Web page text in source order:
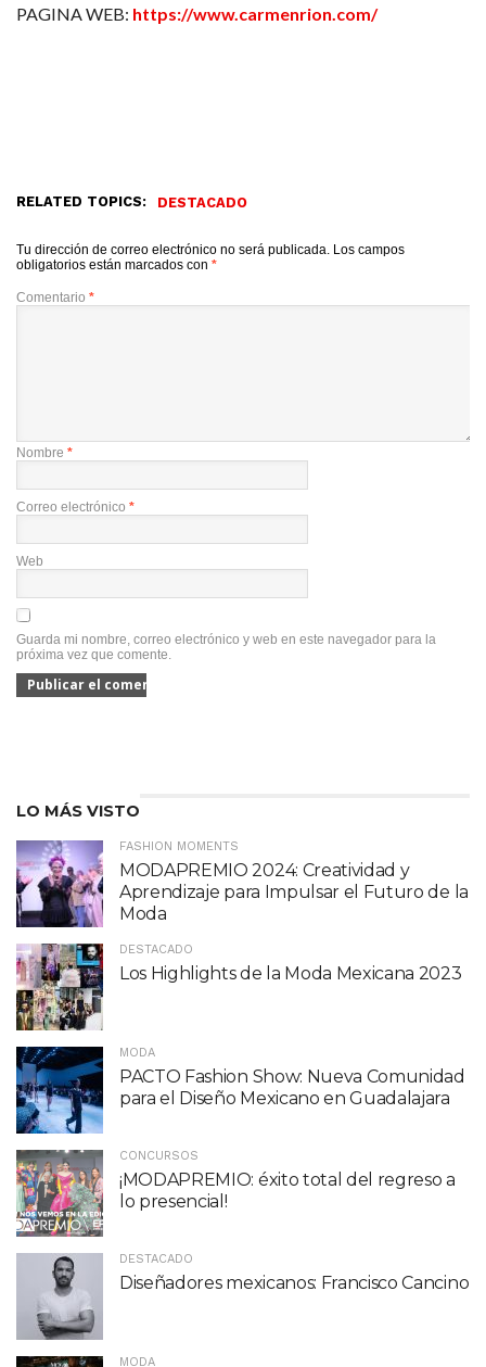
PAGINA WEB: https://www.carmenrion.com/
RELATED TOPICS: DESTACADO
Tu dirección de correo electrónico no será publicada. Los campos
obligatorios están marcados con *
Comentario *
Nombre *
Correo electrónico *
Web
Guarda mi nombre, correo electrónico y web en este navegador para la
próxima vez que comente.
LO MÁS VISTO
FASHION MOMENTS
MODAPREMIO 2024: Creatividad y
Aprendizaje para Impulsar el Futuro de la
Moda
DESTACADO
Los Highlights de la Moda Mexicana 2023
MODA
PACTO Fashion Show: Nueva Comunidad
para el Diseño Mexicano en Guadalajara
CONCURSOS
¡MODAPREMIO: éxito total del regreso a
lo presencial!
DESTACADO
Diseñadores mexicanos: Francisco Cancino
MODA